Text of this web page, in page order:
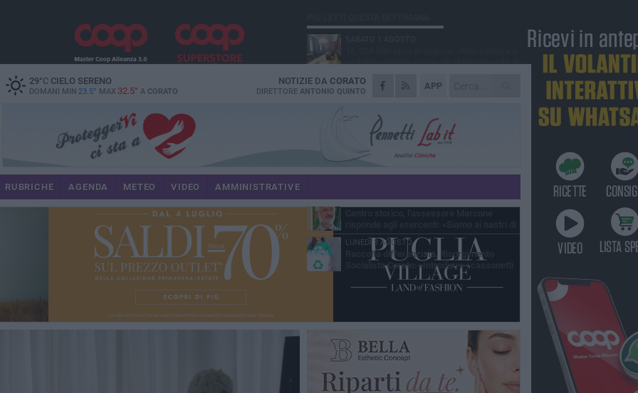
29°CCIELO SERENO
DOMANI MIN 23.5° MAX 32.5° A CORATO
APP
NOTIZIE DA CORATO
DIRETTORE ANTONIO QUINTO
RUBRICHE AGENDA METEO VIDEO AMMINISTRATIVE
un fatto positivo: o non c'è stata capacità di
VENERDÌ 31 LUGLIO
Via Dante, aiuole nel degrado: tra incuria
VENERDÌ 31 LUGLIO
Corato, le attività chiedono di accelerare
sul calendario estivo: «Gli eventi generano
presenze, consumi e nuove opportunità»
MERCOLEDÌ 5 AGOSTO
Chiuso momentaneamente distributore di
SABATO 1 AGOSTO
partenza»
LUNEDÌ 3 AGOSTO
Raccolta differenziata, Risorgimento
Socialista Corato: «Introdurre i cassonetti